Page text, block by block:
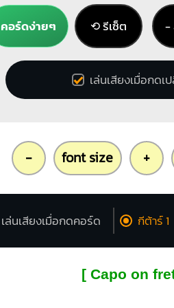
คอร์ดง่ายๆ ⟲ รีเซ็ต
เล่นเสียงเมื่อกดเ
- font size +
เล่นเสียงเมื่อกดคอร์ด กีต้าร์ 1
[ Capo on